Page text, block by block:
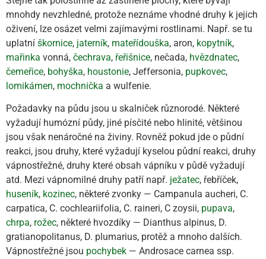
mnohdy nevzhledné, protože neznáme vhodné druhy k jejich
oživení, lze osázet velmi zajímavými rostlinami. Např. se tu
uplatní škornice, jaterník, mateřídouška, aron, kopytník,
mařinka vonná, čechrava, řeřišnice, nečada, hvězdnatec,
čemeřice, bohyška, houstonie, Jeffersonia, pupkovec,
lomikámen, mochnička a wulfenie.
Požadavky na půdu jsou u skalniček různorodé. Některé
vyžadují humózní půdy, jiné písčité nebo hlinité, většinou
jsou však nenáročné na živiny. Rovněž pokud jde o půdní
reakci, jsou druhy, které vyžadují kyselou půdní reakci, druhy
vápnostřežné, druhy které obsah vápníku v půdě vyžadují
atd. Mezi vápnomilné druhy patří např. ježatec, řebříček,
huseník, kozinec, některé zvonky — Campanula aucheri, C.
carpatica, C. cochleariifolia, C. raineri, C zoysii, pupava,
chrpa, rožec, některé hvozdíky — Dianthus alpinus, D.
gratianopolitanus, D. plumarius, protěž a mnoho dalších.
Vápnostřežné jsou pochybek — Androsace carnea ssp.